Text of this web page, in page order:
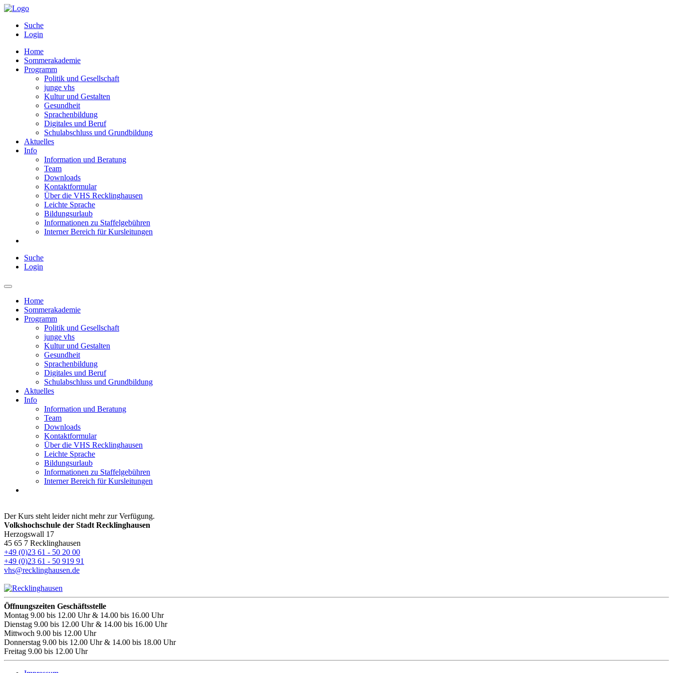
Suche
Login
Home
Sommerakademie
Programm
Politik und Gesellschaft
junge vhs
Kultur und Gestalten
Gesundheit
Sprachenbildung
Digitales und Beruf
Schulabschluss und Grundbildung
Aktuelles
Info
Information und Beratung
Team
Downloads
Kontaktformular
Über die VHS Recklinghausen
Leichte Sprache
Bildungsurlaub
Informationen zu Staffelgebühren
Interner Bereich für Kursleitungen
Suche
Login
Home
Sommerakademie
Programm
Politik und Gesellschaft
junge vhs
Kultur und Gestalten
Gesundheit
Sprachenbildung
Digitales und Beruf
Schulabschluss und Grundbildung
Aktuelles
Info
Information und Beratung
Team
Downloads
Kontaktformular
Über die VHS Recklinghausen
Leichte Sprache
Bildungsurlaub
Informationen zu Staffelgebühren
Interner Bereich für Kursleitungen
Der Kurs steht leider nicht mehr zur Verfügung.
Volkshochschule der Stadt Recklinghausen
Herzogswall 17
45 65 7 Recklinghausen
+49 (0)23 61 - 50 20 00
+49 (0)23 61 - 50 919 91
vhs@recklinghausen.de
Öffnungszeiten Geschäftsstelle
Montag 9.00 bis 12.00 Uhr & 14.00 bis 16.00 Uhr
Dienstag 9.00 bis 12.00 Uhr & 14.00 bis 16.00 Uhr
Mittwoch 9.00 bis 12.00 Uhr
Donnerstag 9.00 bis 12.00 Uhr & 14.00 bis 18.00 Uhr
Freitag 9.00 bis 12.00 Uhr